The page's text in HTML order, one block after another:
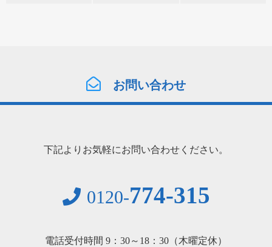
お問い合わせ
下記よりお気軽にお問い合わせください。
0120-774-315
電話受付時間 9：30～18：30（木曜定休）